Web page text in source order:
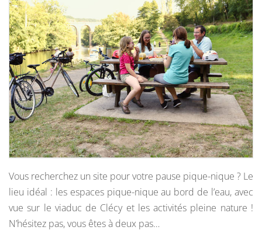
Vous recherchez un site pour votre pause pique-nique ? Le
lieu idéal : les espaces pique-nique au bord de l’eau, avec
vue sur le viaduc de Clécy et les activités pleine nature !
N’hésitez pas, vous êtes à deux pas…